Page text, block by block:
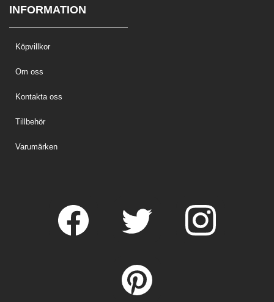
INFORMATION
Köpvillkor
Om oss
Kontakta oss
Tillbehör
Varumärken